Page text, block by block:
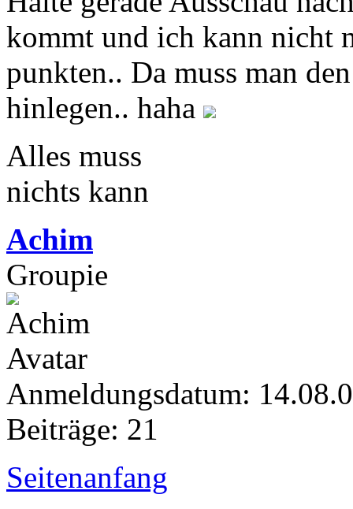
kommt und ich kann nicht
punkten.. Da muss man
hinlegen.. haha
Alles muss
nichts kann
Achim
Groupie
Anmeldungsdatum:
Beiträge: 21
Seitenanfang